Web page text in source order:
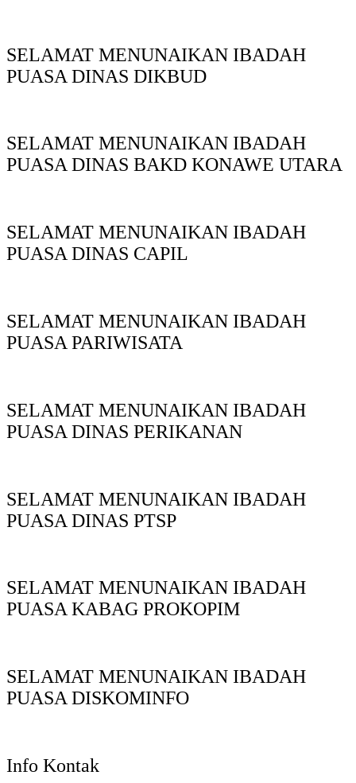
SELAMAT MENUNAIKAN IBADAH
PUASA DINAS DIKBUD
SELAMAT MENUNAIKAN IBADAH
PUASA DINAS BAKD KONAWE UTARA
SELAMAT MENUNAIKAN IBADAH
PUASA DINAS CAPIL
SELAMAT MENUNAIKAN IBADAH
PUASA PARIWISATA
SELAMAT MENUNAIKAN IBADAH
PUASA DINAS PERIKANAN
SELAMAT MENUNAIKAN IBADAH
PUASA DINAS PTSP
SELAMAT MENUNAIKAN IBADAH
PUASA KABAG PROKOPIM
SELAMAT MENUNAIKAN IBADAH
PUASA DISKOMINFO
Info Kontak